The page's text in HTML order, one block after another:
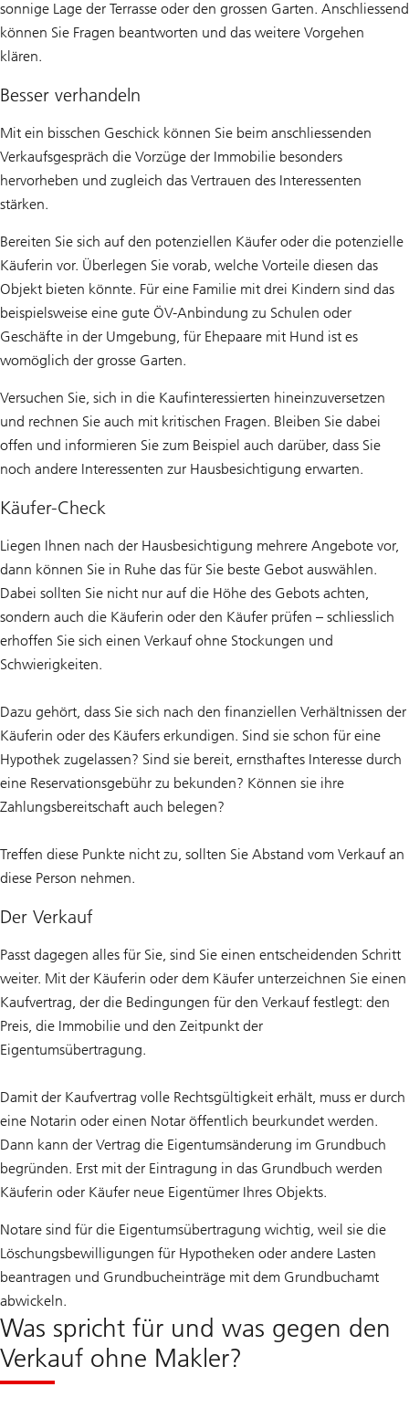
sonnige Lage der Terrasse oder den grossen Garten. Anschliessend
können Sie Fragen beantworten und das weitere Vorgehen
klären.
Besser verhandeln
Mit ein bisschen Geschick können Sie beim anschliessenden
Verkaufsgespräch die Vorzüge der Immobilie besonders
hervorheben und zugleich das Vertrauen des Interessenten
stärken.
Bereiten Sie sich auf den potenziellen Käufer oder die potenzielle
Käuferin vor. Überlegen Sie vorab, welche Vorteile diesen das
Objekt bieten könnte. Für eine Familie mit drei Kindern sind das
beispielsweise eine gute ÖV-Anbindung zu Schulen oder
Geschäfte in der Umgebung, für Ehepaare mit Hund ist es
womöglich der grosse Garten.
Versuchen Sie, sich in die Kaufinteressierten hineinzuversetzen
und rechnen Sie auch mit kritischen Fragen. Bleiben Sie dabei
offen und informieren Sie zum Beispiel auch darüber, dass Sie
noch andere Interessenten zur Hausbesichtigung erwarten.
Käufer-Check
Liegen Ihnen nach der Hausbesichtigung mehrere Angebote vor,
dann können Sie in Ruhe das für Sie beste Gebot auswählen.
Dabei sollten Sie nicht nur auf die Höhe des Gebots achten,
sondern auch die Käuferin oder den Käufer prüfen – schliesslich
erhoffen Sie sich einen Verkauf ohne Stockungen und
Schwierigkeiten.
Dazu gehört, dass Sie sich nach den finanziellen Verhältnissen der
Käuferin oder des Käufers erkundigen. Sind sie schon für eine
Hypothek zugelassen? Sind sie bereit, ernsthaftes Interesse durch
eine Reservationsgebühr zu bekunden? Können sie ihre
Zahlungsbereitschaft auch belegen?
Treffen diese Punkte nicht zu, sollten Sie Abstand vom Verkauf an
diese Person nehmen.
Der Verkauf
Passt dagegen alles für Sie, sind Sie einen entscheidenden Schritt
weiter. Mit der Käuferin oder dem Käufer unterzeichnen Sie einen
Kaufvertrag, der die Bedingungen für den Verkauf festlegt: den
Preis, die Immobilie und den Zeitpunkt der
Eigentumsübertragung.
Damit der Kaufvertrag volle Rechtsgültigkeit erhält, muss er durch
eine Notarin oder einen Notar öffentlich beurkundet werden.
Dann kann der Vertrag die Eigentumsänderung im Grundbuch
begründen. Erst mit der Eintragung in das Grundbuch werden
Käuferin oder Käufer neue Eigentümer Ihres Objekts.
Notare sind für die Eigentumsübertragung wichtig, weil sie die
Löschungsbewilligungen für Hypotheken oder andere Lasten
beantragen und Grundbucheinträge mit dem Grundbuchamt
abwickeln.
Was spricht für und was gegen den
Verkauf ohne Makler?